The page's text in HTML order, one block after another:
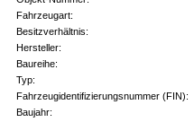
Fahrzeugart:
Besitzverhältnis:
Hersteller:
Baureihe:
Typ:
Fahrzeugidentifizierungsnummer (FIN):
Baujahr: